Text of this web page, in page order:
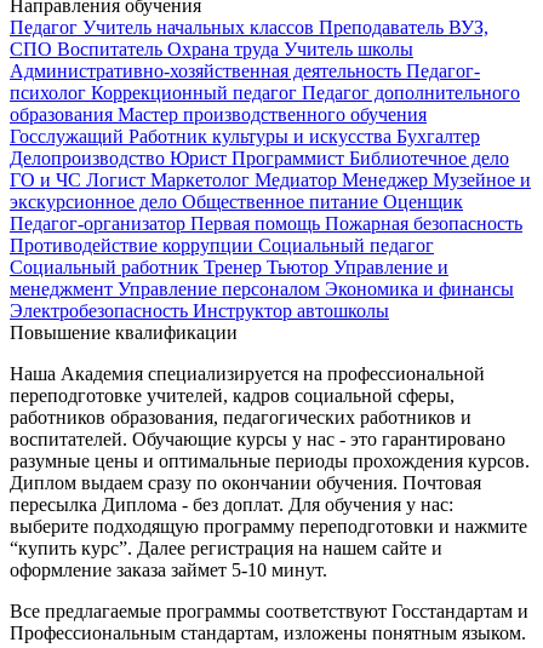
Направления обучения
Педагог Учитель начальных классов Преподаватель ВУЗ,
СПО Воспитатель Охрана труда Учитель школы
Административно-хозяйственная деятельность Педагог-
психолог Коррекционный педагог Педагог дополнительного
образования Мастер производственного обучения
Госслужащий Работник культуры и искусства Бухгалтер
Делопроизводство Юрист Программист Библиотечное дело
ГО и ЧС Логист Маркетолог Медиатор Менеджер Музейное и
экскурсионное дело Общественное питание Оценщик
Педагог-организатор Первая помощь Пожарная безопасность
Противодействие коррупции Социальный педагог
Социальный работник Тренер Тьютор Управление и
менеджмент Управление персоналом Экономика и финансы
Электробезопасность Инструктор автошколы
Повышение квалификации
Наша Академия специализируется на профессиональной
переподготовке учителей, кадров социальной сферы,
работников образования, педагогических работников и
воспитателей. Обучающие курсы у нас - это гарантировано
разумные цены и оптимальные периоды прохождения курсов.
Диплом выдаем сразу по окончании обучения. Почтовая
пересылка Диплома - без доплат. Для обучения у нас:
выберите подходящую программу переподготовки и нажмите
“купить курс”. Далее регистрация на нашем сайте и
оформление заказа займет 5-10 минут.
Все предлагаемые программы соответствуют Госстандартам и
Профессиональным стандартам, изложены понятным языком.